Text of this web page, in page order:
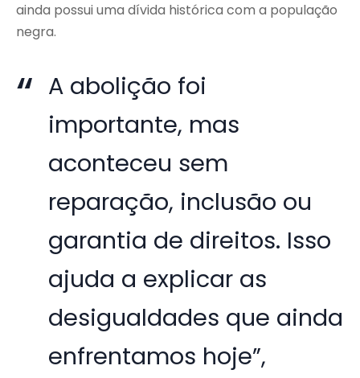
ainda possui uma dívida histórica com a população
negra.
A abolição foi
importante, mas
aconteceu sem
reparação, inclusão ou
garantia de direitos. Isso
ajuda a explicar as
desigualdades que ainda
enfrentamos hoje”,